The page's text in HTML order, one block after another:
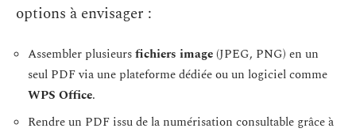
options à envisager :
Assembler plusieursfichiers image(JPEG, PNG) en un
seul PDF via une plateforme dédiée ou un logiciel comme
WPS Office.
Rendre un PDF issu de la numérisation consultable grâce à